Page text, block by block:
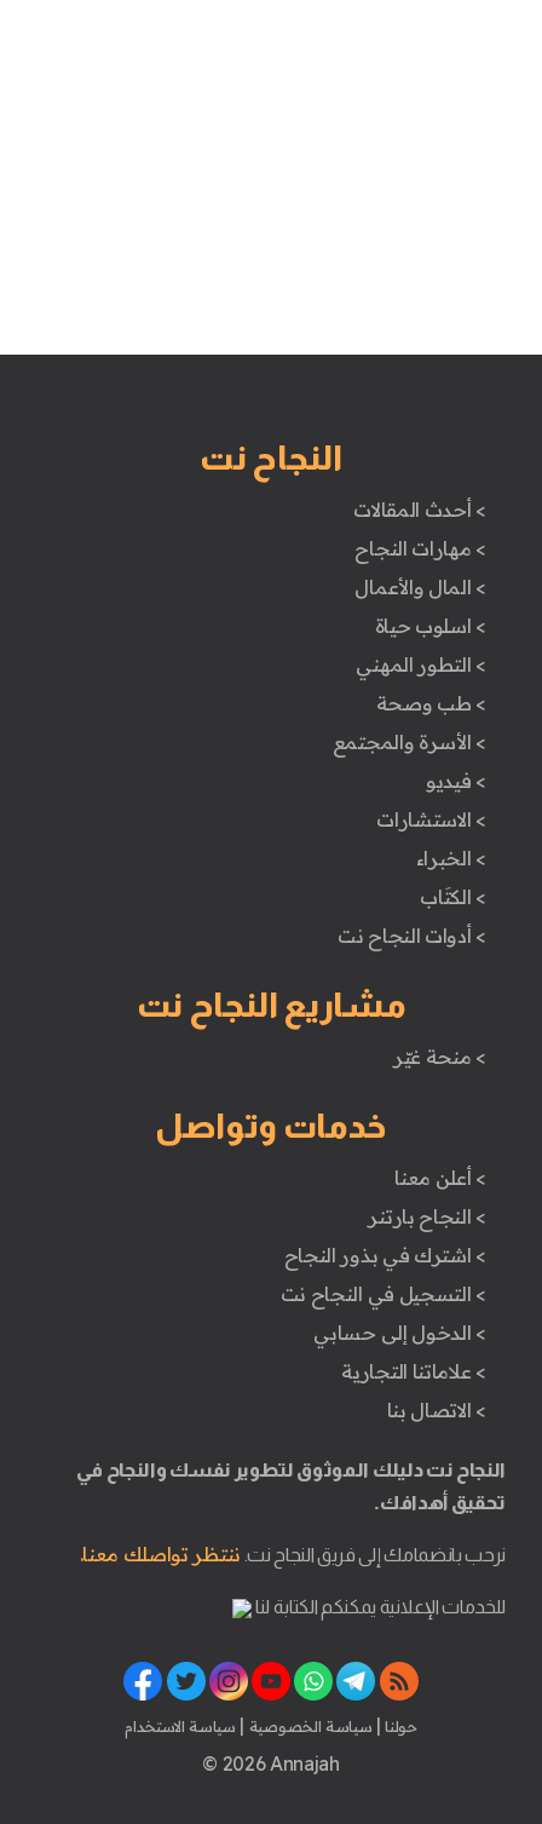
النجاح نت
> أحدث المقالات
> مهارات النجاح
> المال والأعمال
> اسلوب حياة
> التطور المهني
> طب وصحة
> الأسرة والمجتمع
> فيديو
> الاستشارات
> الخبراء
> الكتَاب
> أدوات النجاح نت
مشاريع النجاح نت
> منحة غيّر
خدمات وتواصل
> أعلن معنا
> النجاح بارتنر
> اشترك في بذور النجاح
> التسجيل في النجاح نت
> الدخول إلى حسابي
> علاماتنا التجارية
> الاتصال بنا
النجاح نت دليلك الموثوق لتطوير نفسك والنجاح في
تحقيق أهدافك.
نرحب بانضمامك إلى فريق النجاح نت. ننتظر تواصلك معنا.
للخدمات الإعلانية يمكنكم الكتابة لنا
حولنا | سياسة الخصوصية | سياسة الاستخدام
© 2026 Annajah